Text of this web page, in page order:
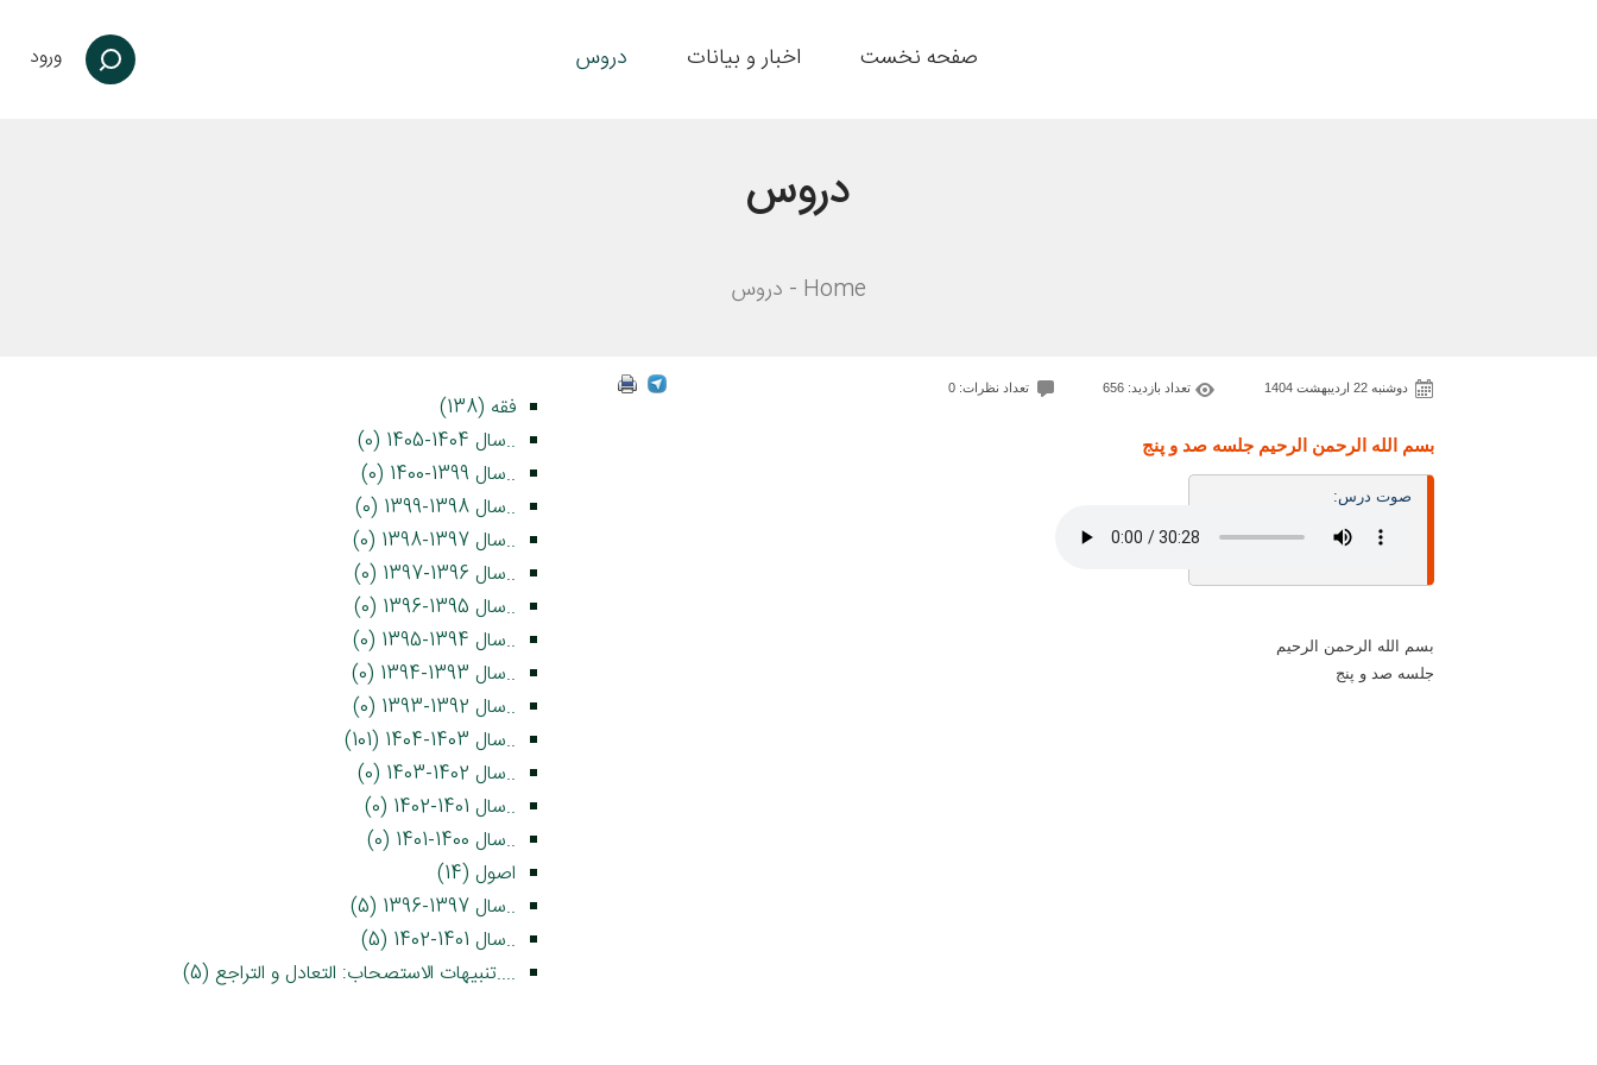
صفحه نخست اخبار و بیانات دروس ورود
دروس
Home دروس
دوشنبه 22 اردیبهشت 1404 تعداد بازدید: 656 تعداد نظرات: 0
بسم الله الرحمن الرحيم جلسه صد و پنج
صوت درس:
بسم الله الرحمن الرحيم
جلسه صد و پنج
فقه (138)
..سال 1404-1405 (0)
..سال 1399-1400 (0)
..سال 1398-1399 (0)
..سال 1397-1398 (0)
..سال 1396-1397 (0)
..سال 1395-1396 (0)
..سال 1394-1395 (0)
..سال 1393-1394 (0)
..سال 1392-1393 (0)
..سال 1403-1404 (101)
..سال 1402-1403 (0)
..سال 1401-1402 (0)
..سال 1400-1401 (0)
اصول (14)
..سال 1397-1396 (5)
..سال 1401-1402 (5)
....تنبیهات الاستصحاب: التعادل و التراجع (5)